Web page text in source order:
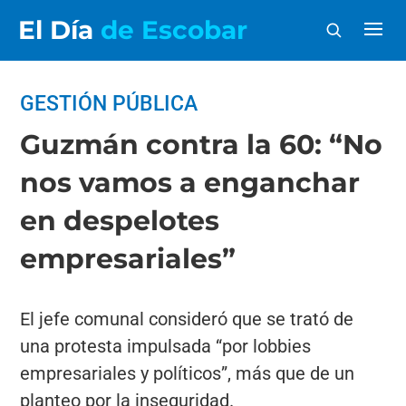
El Día de Escobar
GESTIÓN PÚBLICA
Guzmán contra la 60: “No
nos vamos a enganchar
en despelotes
empresariales”
El jefe comunal consideró que se trató de
una protesta impulsada “por lobbies
empresariales y políticos”, más que de un
planteo por la inseguridad.